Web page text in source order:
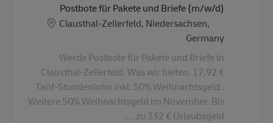
Postbote für Pakete und Briefe (m/w/d)
الموقع
Clausthal-Zellerfeld, Niedersachsen,
Germany
Werde Postbote für Pakete und Briefe in
Clausthal-Zellerfeld. Was wir bieten. 17,92 €
Tarif-Stundenlohn inkl. 50% Weihnachtsgeld .
Weitere 50% Weihnachtsgeld im November. Bis
zu 332 € Urlaubsgeld. ...